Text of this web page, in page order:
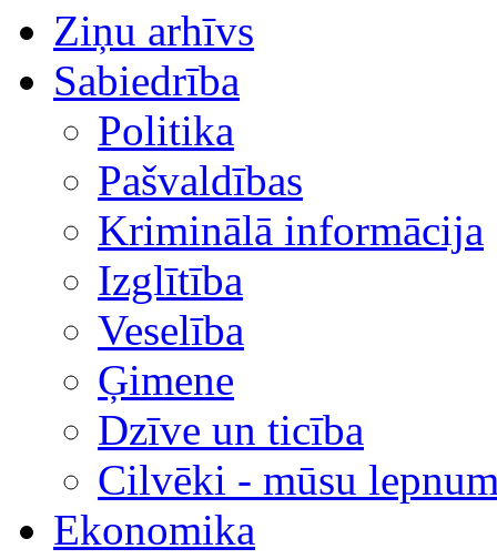
Ziņu arhīvs
Sabiedrība
Politika
Pašvaldības
Kriminālā informācija
Izglītība
Veselība
Ģimene
Dzīve un ticība
Cilvēki - mūsu
Ekonomika